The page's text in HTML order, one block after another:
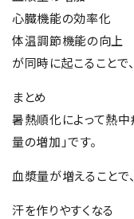
心臓機能の効率化
体温調節機能の向上
が同時に起こることで
まとめ
暑熱順化によって熱
量の増加」です。
血漿量が増えることで、
汗を作りやすくなる